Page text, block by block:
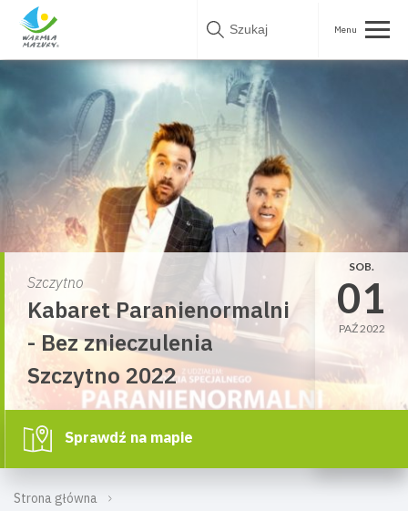
Skip
Strona główna
Szczytno
Kabaret Paranienormalni
- Bez znieczulenia
Szczytno 2022
SOB.
01
PAŹ 2022
Sprawdź na mapie